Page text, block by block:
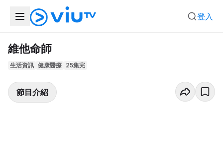
登入
維他命師
生活資訊 健康醫療 25集完
節目介紹